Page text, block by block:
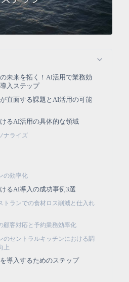
未来を拓く！AI活用で業務効
入ステップ
直面する課題とAI活用の可能
るAI活用の具体的な領域
ナライズ
の効率化
るAI導入の成功事例3選
トランでの食材ロス削減と仕入れ
顧客対応と予約業務効率化
のセントラルキッチンにおける調
上
導入するためのステップ